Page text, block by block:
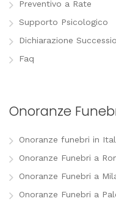
Preventivo a Rate
Supporto Psicologico
Dichiarazione
Faq
Onoranze
Onoranze funebri in
Onoranze Funebri a
Onoranze Funebri a
Onoranze Funebri a